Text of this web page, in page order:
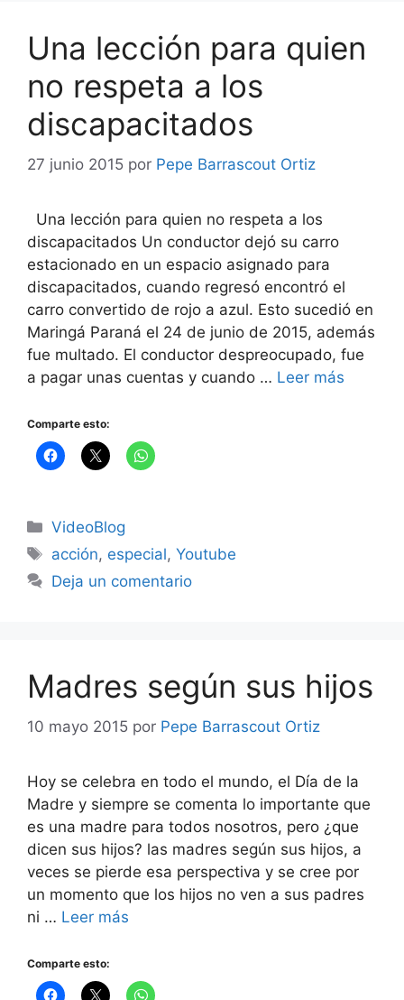
Una lección para quien
no respeta a los
discapacitados
27 junio 2015 por Pepe Barrascout Ortiz
Una lección para quien no respeta a los
discapacitados Un conductor dejó su carro
estacionado en un espacio asignado para
discapacitados, cuando regresó encontró el
carro convertido de rojo a azul. Esto sucedió en
Maringá Paraná el 24 de junio de 2015, además
fue multado. El conductor despreocupado, fue
a pagar unas cuentas y cuando … Leer más
Comparte esto:
Categorías
VideoBlog
Etiquetas
acción, especial,Youtube
Deja un comentario
Madres según sus hijos
10 mayo 2015 por Pepe Barrascout Ortiz
Hoy se celebra en todo el mundo, el Día de la
Madre y siempre se comenta lo importante que
es una madre para todos nosotros, pero ¿que
dicen sus hijos? las madres según sus hijos, a
veces se pierde esa perspectiva y se cree por
un momento que los hijos no ven a sus padres
ni … Leer más
Comparte esto: